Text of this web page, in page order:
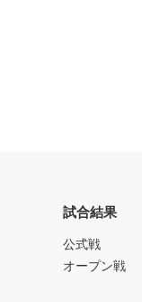
試合結果
公式戦
オープン戦